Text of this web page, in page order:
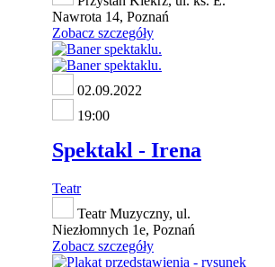
Nawrota 14, Poznań
Zobacz szczegóły
02.09.2022
19:00
Spektakl - Irena
Teatr
Teatr Muzyczny, ul.
Niezłomnych 1e, Poznań
Zobacz szczegóły